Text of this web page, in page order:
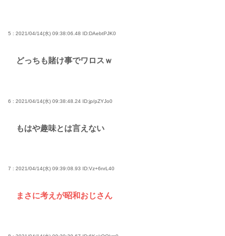
5 : 2021/04/14(水) 09:38:06.48 ID:DAebtPJK0
どっちも賭け事でワロスｗ
6 : 2021/04/14(水) 09:38:48.24 ID:jp/pZYJo0
もはや趣味とは言えない
7 : 2021/04/14(水) 09:39:08.93 ID:Vz+6nrL40
まさに考えが昭和おじさん